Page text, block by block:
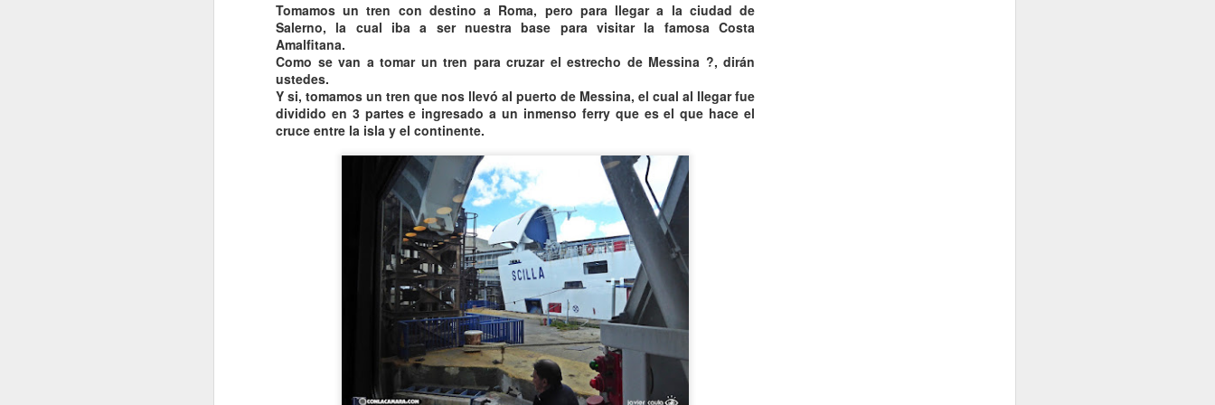
Tomamos un tren con destino a Roma, pero para llegar a la ciudad de
Salerno, la cual iba a ser nuestra base para visitar la famosa Costa
Amalfitana.
Como se van a tomar un tren para cruzar el estrecho de Messina ?, dirán
ustedes.
Y si, tomamos un tren que nos llevó al puerto de Messina, el cual al llegar fue
dividido en 3 partes e ingresado a un inmenso ferry que es el que hace el
cruce entre la isla y el continente.
Cuenta la leyenda que en el barrio VILLA DEL PARQUE de la ciudad de
BUENOS AIRES existe UN CASTILLO EMBRUJADO por un
TERRIBLE ACCIDENTE QUE LO DEJÓ MARCADO DE POR VIDA. EN
el CASTILLO DE LOS BICHOS PASAN COSAS RARAS, MUY RARAS.
12
RECUPERADOS DEL NAUFRAGIO
TITANIC 100 OBJETOS VALIOSOS RECUPERADOS DEL
NAUFRAGIO
Luego de ubicado el naufragio del TITANIC fueron cientos los objetos
recuperados. Muchos de ellos fueron a subasta Y SE VENDIERON
POR MILLONES DE EUROS. En el video te muestro los más CAROS
y FAMOSOS.
12
PAESTUM, los templos griegos MEJOR
CONSERVADOS están en ITALIA !!
PAESTUM, los templos griegos MEJOR CONSERVADOS están en